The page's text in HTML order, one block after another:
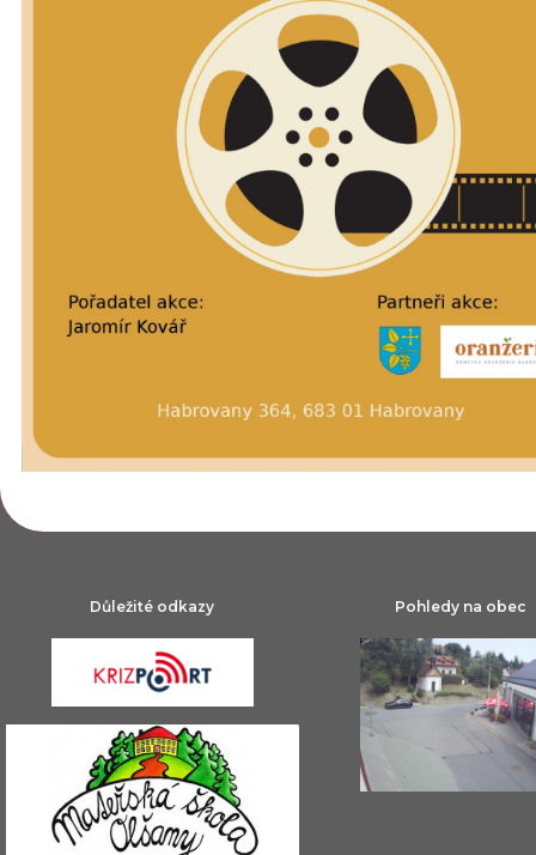
Důležité odkazy Pohledy na obec